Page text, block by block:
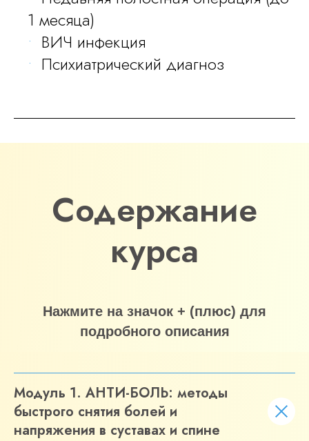
1 месяца)
ВИЧ инфекция
Психиатрический диагноз
Содержание
курса
Нажмите на значок + (плюс) для
подробного описания
Модуль 1. АНТИ-БОЛЬ: методы
быстрого снятия болей и
напряжения в суставах и спине